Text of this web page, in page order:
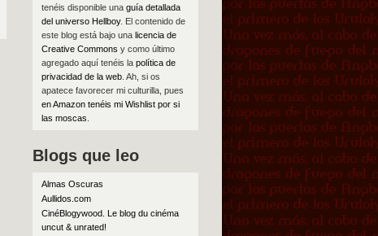
tenéis disponible una guía detallada
del universo Hellboy. El contenido de
este blog está bajo una licencia de
Creative Commons y como último
agregado aquí tenéis la política de
privacidad de la web. Ah, si os
apatece favorecer mi culturilla, pues
en Amazon tenéis mi Wishlist por si
las moscas
Blogs que leo
Almas Oscuras
Aullidos.com
CinéBlogywood. Le blog du cinéma
uncut & unrated!